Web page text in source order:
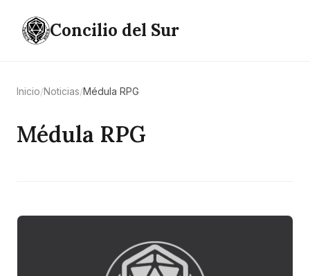
Concilio del Sur
Inicio/Noticias/Médula RPG
Médula RPG